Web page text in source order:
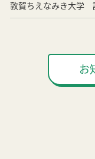
敦賀ちえなみき大学
お